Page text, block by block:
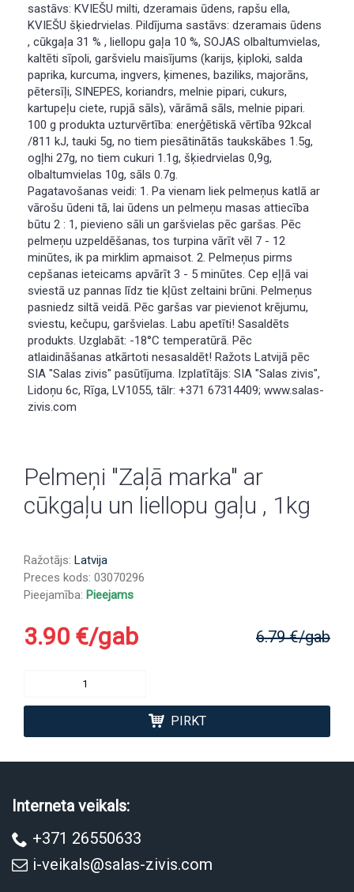
sastāvs: KVIEŠU milti, dzeramais ūdens, rapšu ella,
KVIEŠU šķiedrvielas. Pildījuma sastāvs: dzeramais ūdens
, cūkgaļa 31 % , liellopu gaļa 10 %, SOJAS olbaltumvielas,
kaltēti sīpoli, garšvielu maisījums (karijs, ķiploki, salda
paprika, kurcuma, ingvers, ķimenes, baziliks, majorāns,
pētersīļi, SINEPES, koriandrs, melnie pipari, cukurs,
kartupeļu ciete, rupjā sāls), vārāmā sāls, melnie pipari.
100 g produkta uzturvērtība: enerģētiskā vērtība 92kcal
/811 kJ, tauki 5g, no tiem piesātinātās taukskābes 1.5g,
ogļhi 27g, no tiem cukuri 1.1g, šķiedrvielas 0,9g,
olbaltumvielas 10g, sāls 0.7g.
Pagatavošanas veidi: 1. Pa vienam liek pelmeņus katlā ar
vārošu ūdeni tā, lai ūdens un pelmeņu masas attiecība
būtu 2 : 1, pievieno sāli un garšvielas pēc garšas. Pēc
pelmeņu uzpeldēšanas, tos turpina vārīt vēl 7 - 12
minūtes, ik pa mirklim apmaisot. 2. Pelmeņus pirms
cepšanas ieteicams apvārīt 3 - 5 minūtes. Cep eļļā vai
sviestā uz pannas līdz tie kļūst zeltaini brūni. Pelmeņus
pasniedz siltā veidā. Pēc garšas var pievienot krējumu,
sviestu, kečupu, garšvielas. Labu apetīti! Sasaldēts
produkts. Uzglabāt: -18°C temperatūrā. Pēc
atlaidināšanas atkārtoti nesasaldēt! Ražots Latvijā pēc
SIA "Salas zivis" pasūtījuma. Izplatītājs: SIA "Salas zivis",
Lidoņu 6c, Rīga, LV1055, tālr: +371 67314409; www.salas-
zivis.com
Pelmeņi "Zaļā marka" ar
cūkgaļu un liellopu gaļu , 1kg
Ražotājs: Latvija
Preces kods: 03070296
Pieejamība: Pieejams
3.90 €/gab 6.79 €/gab
PIRKT
Interneta veikals:
+371 26550633
i-veikals@salas-zivis.com